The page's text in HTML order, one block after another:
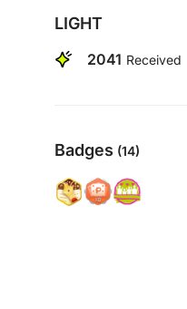
LIGHT
2041 Received
Badges (14)